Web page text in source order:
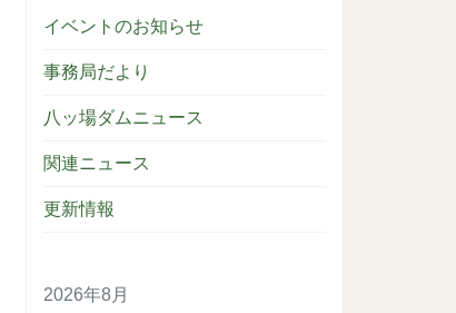
イベントのお知らせ
事務局だより
八ッ場ダムニュース
関連ニュース
更新情報
2026年8月